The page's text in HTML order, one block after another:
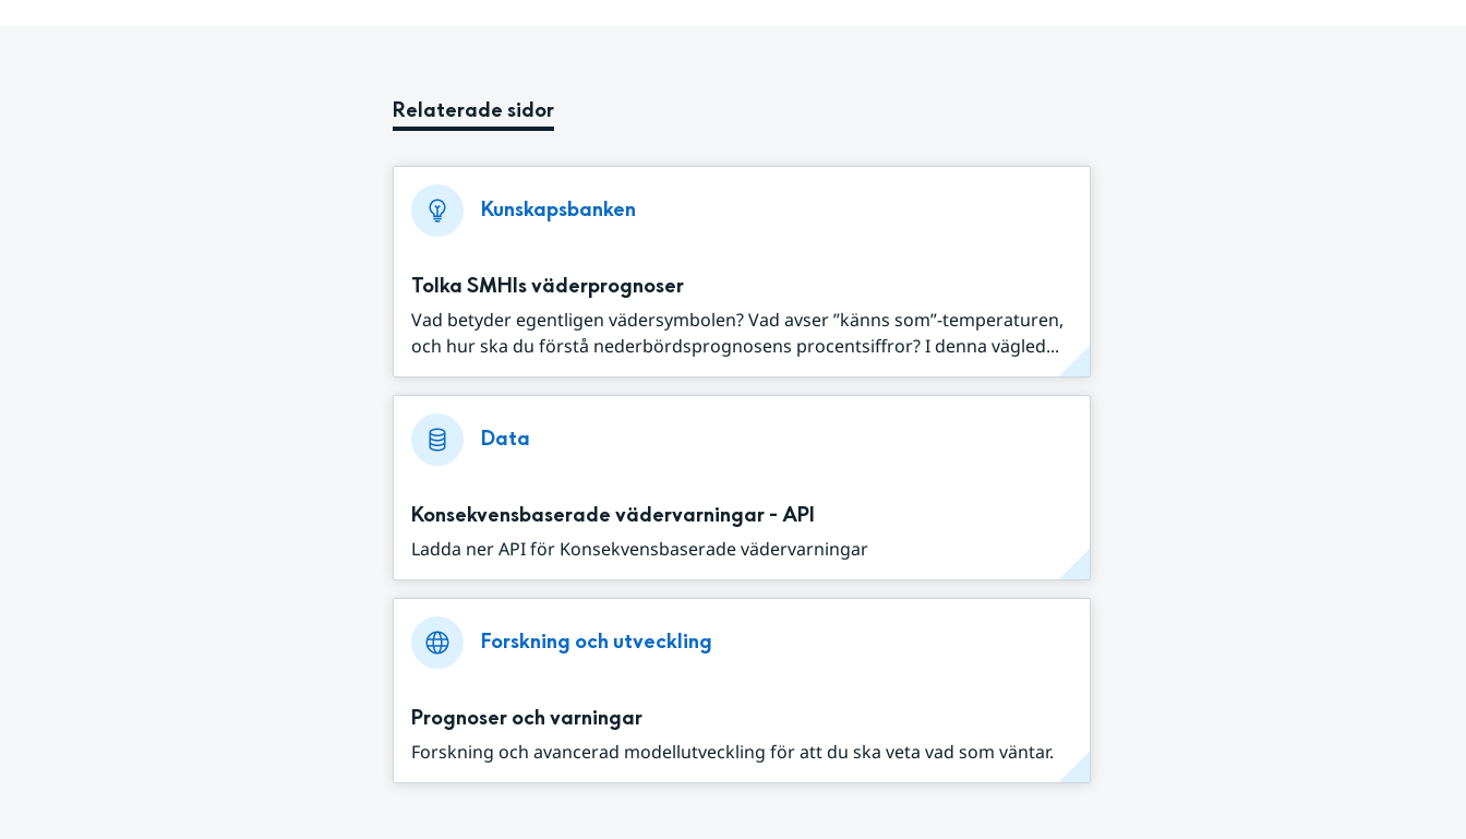
Relaterade sidor
Kunskapsbanken
Tolka SMHIs väderprognoser
Vad betyder egentligen vädersymbolen? Vad avser ”känns som”-temperaturen,
och hur ska du förstå nederbördsprognosens procentsiffror? I denna vägled...
Data
Konsekvensbaserade vädervarningar - API
Ladda ner API för Konsekvensbaserade vädervarningar
Forskning och utveckling
Prognoser och varningar
Forskning och avancerad modellutveckling för att du ska veta vad som väntar.